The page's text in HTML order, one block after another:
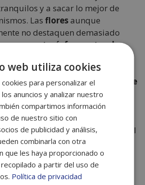
y a sacar lo mejor de
Las floresaunque
no destaquen demasiado
unaatmósfera naturaly
que los protagonistas de
son los más pequeños, decorar
con flores de Navidad es una
que seguro no olvidarán. La
es propicia para disponer del
para realizar actividades
pequeños de la casa. Decorar
puede ser un momento
para mayores y niños.
web utiliza cookies
para personalizar el
anuncios y analizar nuestro
compartimos información
de nuestro sitio con
de publicidad y análisis,
combinarla con otra
que les haya proporcionado o
a partir del uso de
Política de privacidad